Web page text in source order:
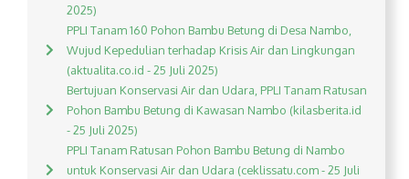
2025)
PPLI Tanam 160 Pohon Bambu Betung di Desa Nambo,
Wujud Kepedulian terhadap Krisis Air dan Lingkungan
(aktualita.co.id - 25 Juli 2025)
Bertujuan Konservasi Air dan Udara, PPLI Tanam Ratusan
Pohon Bambu Betung di Kawasan Nambo (kilasberita.id
- 25 Juli 2025)
PPLI Tanam Ratusan Pohon Bambu Betung di Nambo
untuk Konservasi Air dan Udara (ceklissatu.com - 25 Juli